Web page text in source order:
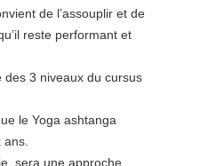
de l’assouplir et de
reste performant et
des 3 niveaux du cursus
le Yoga ashtanga
sera une approche